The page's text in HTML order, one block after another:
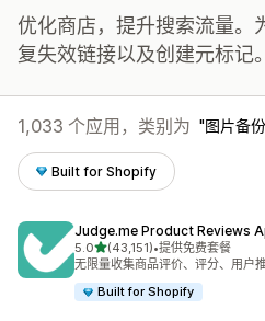
优化商店，提升搜索流量。
复失效链接以及创建元标记。
1,033 个应用，类别为 图片备份
Built for Shopify
Judge.me Product Reviews
5.0星（满分 5 星）
(43,151)
总共 43151 条评论
•提供免费套餐
无限量收集商品评价、评分、用户
Built for Shopify